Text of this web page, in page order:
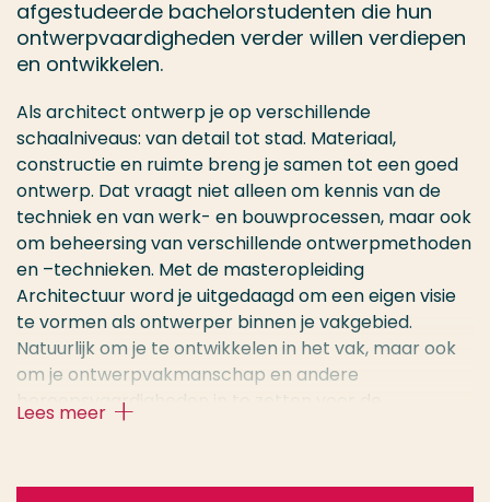
afgestudeerde bachelorstudenten die hun
ontwerpvaardigheden verder willen verdiepen
en ontwikkelen.
Als architect ontwerp je op verschillende
schaalniveaus: van detail tot stad. Materiaal,
constructie en ruimte breng je samen tot een goed
ontwerp. Dat vraagt niet alleen om kennis van de
techniek en van werk- en bouwprocessen, maar ook
om beheersing van verschillende ontwerpmethoden
en –technieken. Met de masteropleiding
Architectuur word je uitgedaagd om een eigen visie
te vormen als ontwerper binnen je vakgebied.
Natuurlijk om je te ontwikkelen in het vak, maar ook
om je ontwerpvakmanschap en andere
beroepsvaardigheden in te zetten voor de
samenleving. Als je afgestudeerd bent kun je je direct
Lees meer